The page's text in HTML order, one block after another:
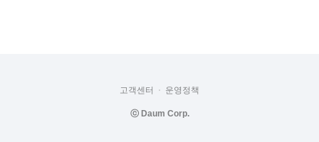
고객센터 운영정책
ⓒ Daum Corp.